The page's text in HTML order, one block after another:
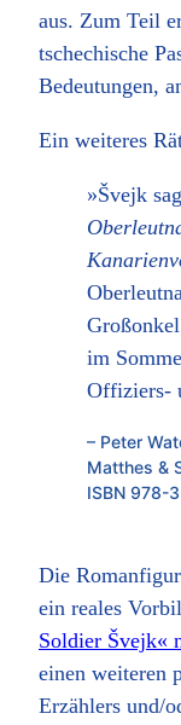
aus. Zum Teil
tschechische
Bedeutungen,
Ein weiteres
»Švejk
im
Offiziers-
– Peter
Matthes &
ISBN 978-
Die
ein reales
Soldier Švejk«
einen weiteren
Erzählers und/